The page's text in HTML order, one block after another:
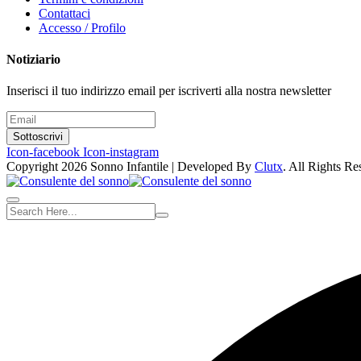
Contattaci
Accesso / Profilo
Notiziario
Inserisci il tuo indirizzo email per iscriverti alla nostra newsletter
Sottoscrivi
Icon-facebook Icon-instagram
Copyright 2026 Sonno Infantile | Developed By Clutx. All Rights